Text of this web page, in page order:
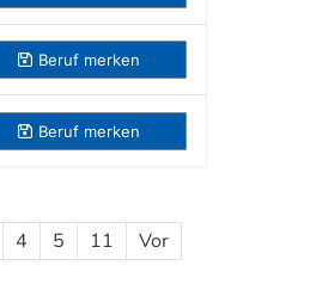
Beruf merken
Beruf merken
4 5 11 Vor